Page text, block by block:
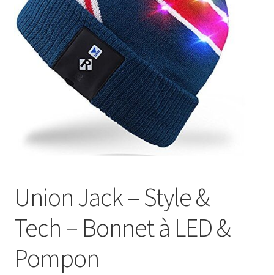
Union Jack – Style &
Tech – Bonnet à LED &
Pompon